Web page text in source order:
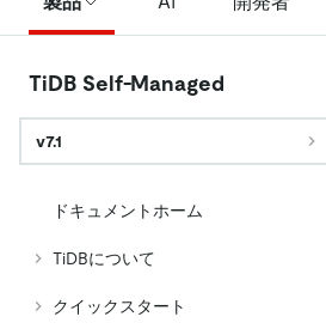
TiDB Self-Managed
v7.1
ドキュメントホーム
TiDBについて
クイックスタート